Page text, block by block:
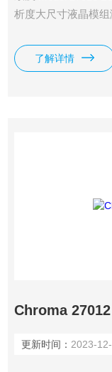
析度大尺寸液晶模
辑各式不同的时序
制之单键操作
了解详情
Chroma
更新时间： 2023-